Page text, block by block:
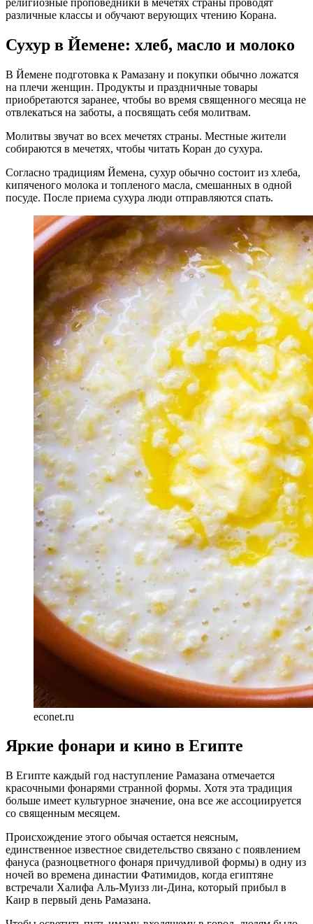
различные классы и обучают верующих чтению Корана.
Сухур в Йемене: хлеб, масло и молоко
В Йемене подготовка к Рамазану и покупки обычно ложатся
на плечи женщин. Продукты и праздничные товары
приобретаются заранее, чтобы во время священного месяца не
отвлекаться на заботы, а посвящать себя молитвам.
Молитвы звучат во всех мечетях страны. Местные жители
собираются в мечетях, чтобы читать Коран до сухура.
Согласно традициям Йемена, сухур обычно состоит из хлеба,
кипяченого молока и топленого масла, смешанных в одной
посуде. После приема сухура люди отправляются спать.
econet.ru
Яркие фонари и кино в Египте
В Египте каждый год наступление Рамазана отмечается
красочными фонарями странной формы. Хотя эта традиция
больше имеет культурное значение, она все же ассоциируется
со священным месяцем.
Происхождение этого обычая остается неясным,
единственное известное свидетельство связано с появлением
фануса (разноцветного фонаря причудливой формы) в одну из
ночей во времена династии Фатимидов, когда египтяне
встречали Халифа Аль-Муизз ли-Дина, который прибыл в
Каир в первый день Рамазана.